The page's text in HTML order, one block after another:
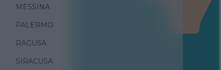
MESSINA
PALERMO
RAGUSA
SIRACUSA